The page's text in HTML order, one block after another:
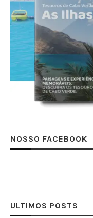
NOSSO FACEBOOK
ULTIMOS POSTS